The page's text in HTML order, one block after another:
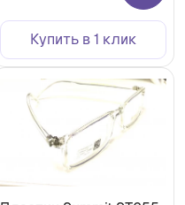
Купить в 1 клик